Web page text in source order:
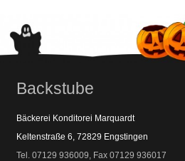
Backstube
Bäckerei Konditorei Marquardt
Keltenstraße 6, 72829 Engstingen
Tel. 07129 936009, Fax 07129 936017